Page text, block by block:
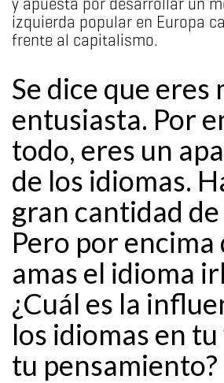
izquierda popular en Europa
frente al capitalismo.
Se dice que eres
entusiasta. Por
todo, eres un
de los idiomas.
gran cantidad
Pero por encima
amas el idioma
¿Cuál es la
los idiomas en
tu pensamiento?